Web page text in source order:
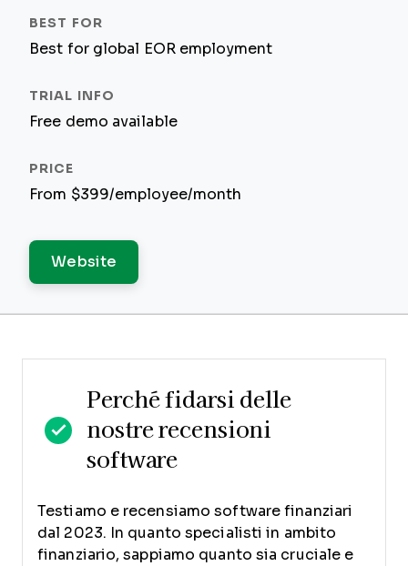
Best for global EOR employment
Free demo available
From $399/employee/month
Website
Perché fidarsi delle
nostre recensioni
software
Testiamo e recensiamo software finanziari
dal 2023. In quanto specialisti in ambito
finanziario, sappiamo quanto sia cruciale e